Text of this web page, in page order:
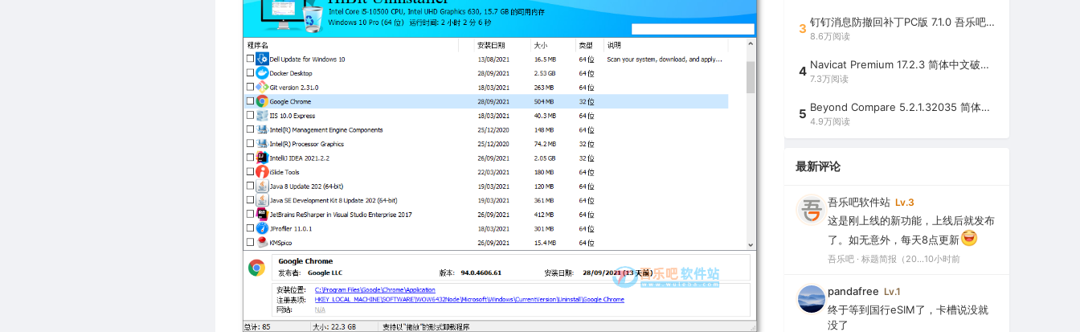
3 钉钉消息防撤回补丁PC版 7.1.0 吾乐吧优化版（支持消息防撤回+钉钉多开+支持消息永不已读+去除钉钉水印）
8.6万阅读
4 Navicat Premium 17.2.3 简体中文破解版（多重数据库管理工具）
7.3万阅读
5 Beyond Compare 5.2.1.32035 简体中文注册版（超强文件/夹比较工具）
4.9万阅读
最新评论
吾乐吧软件站 Lv.3
这是刚上线的新功能，上线后就发布
了。如无意外，每天8点更新
吾乐吧 · 标题简报（2026-08-06）10小时前
pandafree Lv.1
终于等到国行eSIM了，卡槽说没就
没了